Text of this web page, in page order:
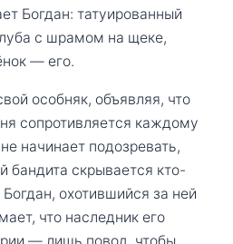
Богдан: татуированный
с шрамом на щеке,
— его.
особняк, объявляя, что
сопротивляется каждому
начинает подозревать,
бандита скрывается кто-
охотившийся за ней
что наследник его
— лишь повод, чтобы